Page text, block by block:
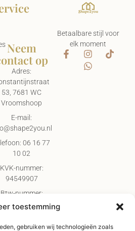
toestemming
gebruiken wij technologieën zoals
Betaalbare stijl voor
elk moment
Neem
op
Adres:
53, 7681 WC
Vroomshoop
E-mail:
06 16 77
10 02
KVK-nummer:
94549907
Btw-nummer:
op
Telefonisch,